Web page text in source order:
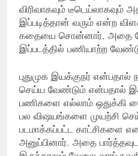
விரிவாகவும் டீடெய்லாகவும்
இப்படித்தான் வரும் என்ற
கதையை சொன்னார். அதை
இப்படத்தில் பணியாற்ற
புதுமுக இயக்குநர் என்பதால்
செய்ய வேண்டும் என்பதால்
பணிகளை எல்லாம் ஒதுக்கி
பல விஷயங்களை முயற்சி
படமாக்கப்பட்ட காட்சிகளை
அனுப்பினார். அதை